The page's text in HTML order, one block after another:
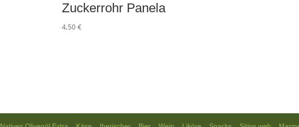
Zuckerrohr Panela
4,50€